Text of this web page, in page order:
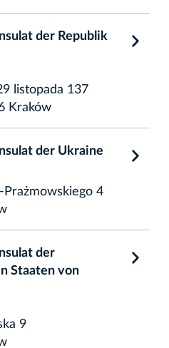
der Republik
listopada 137
Kraków
der Ukraine
Prażmowskiego 4
der
Staaten von
9